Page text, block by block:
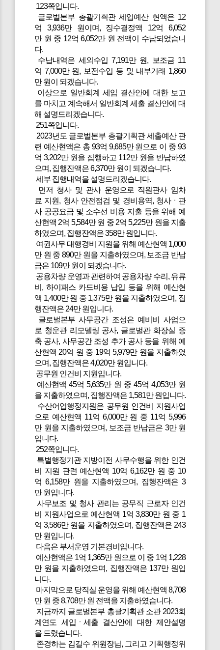
123쪽입니다.
글로벌본부 총괄기획관 세입예산 현액은 12
억 3,936만 원이며, 징수결정액 12억 6,052
만 원 중 12억 6,052만 원 전액이 수납되었습니
다.
수납내역은 세외수입 7,191만 원, 보조금 11
억 7,000만 원, 보전수입 등 및 내부거래 1,860
만 원이 되겠습니다.
이상으로 일반회계 세입 결산안에 대한 보고
를 마치고 계속해서 일반회계 세출 결산안에 대
해 설명드리겠습니다.
251쪽입니다.
2023년도 글로벌본부 총괄기획관 세출예산 관
련 예산현액은 총 93억 9,685만 원으로 이 중 93
억 3,202만 원을 집행하고 112만 원을 반납하였
으며, 집행잔액은 6,370만 원이 되겠습니다.
세부 집행내역을 설명드리겠습니다.
먼저 청사 및 관사 운영으로 직원관사 임차
료 지원, 청사 안전점검 및 경비용역, 청사ㆍ관
사 공공요금 및 소수선 비용 지출 등을 위해 예
산현액 2억 5,584만 원 중 2억 5,225만 원을 지출
하였으며, 집행잔액은 358만 원입니다.
여권사무 대행경비 지원을 위해 예산현액 1,000
만 원 중 890만 원을 지출하였으며, 보조금 반납
금은 109만 원이 되겠습니다.
공용차량 운영과 관련하여 공용차량 수리, 유류
비, 하이패스 카드비용 납입 등을 위해 예산현
액 1,400만 원 중 1,375만 원을 지출하였으며, 집
행잔액은 24만 원입니다.
글로벌본부 사무공간 조성은 예비비 사업으
로 청운관 리모델링 공사, 글로벌관 화장실 증
축 공사, 사무공간 조성 추가 공사 등을 위해 예
산현액 20억 원 중 19억 5,979만 원을 지출하였
으며, 집행잔액은 4,020만 원입니다.
공무원 인건비 지원입니다.
예산현액 45억 5,635만 원 중 45억 4,053만 원
을 지출하였으며, 집행잔액은 1,581만 원입니다.
수산어업행정지원은 공무원 인건비 지원사업
으로 예산현액 11억 6,000만 원 중 11억 5,996
만 원을 지출하였으며, 보조금 반납금은 3만 원
입니다.
252쪽입니다.
특별행정기관 지방이전 사무수행을 위한 인건
비 지원 관련 예산현액 10억 6,162만 원 중 10
억 6,158만 원을 지출하였으며, 집행잔액은 3
만 원입니다.
사무보조 및 청사 관리는 공무직 근로자 인건
비 지원사업으로 예산현액 1억 3,830만 원 중 1
억 3,586만 원을 지출하였으며, 집행잔액은 243
만 원입니다.
다음은 부서운영 기본경비입니다.
예산현액은 1억 1,365만 원으로 이 중 1억 1,228
만 원을 지출하였으며, 집행잔액은 137만 원입
니다.
마지막으로 당직실 운영을 위해 예산현액 8,708
만 원 중 8,708만 원 전액을 지출하였습니다.
지금까지 글로벌본부 총괄기획관 소관 2023회
계연도 세입ㆍ세출 결산안에 대한 제안설명
을 드렸습니다.
존경하는 김길수 위원장님, 그리고 기획행정위